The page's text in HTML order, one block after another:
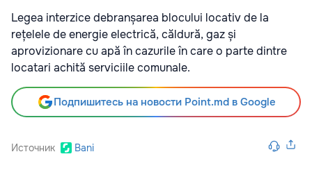
Legea interzice debranșarea blocului locativ de la
rețelele de energie electrică, căldură, gaz și
aprovizionare cu apă în cazurile în care o parte dintre
locatari achită serviciile comunale.
Подпишитесь на новости Point.md в Google
Источник Bani